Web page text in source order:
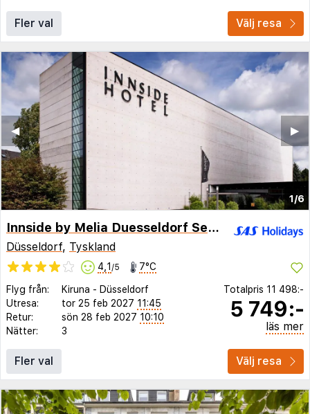
Fler val Välj resa
1/6
▶︎
◀︎
Innside by Melia Duesseldorf Seestern
Düsseldorf, Tyskland
4,1 /5 7°C
Flyg från: Kiruna - Düsseldorf
Utresa:
tor 25 feb 2027 11:45
Retur:
sön 28 feb 2027 10:10
Nätter:
3
Totalpris 11 498:-
5 749:-
läs mer
Fler val Välj resa